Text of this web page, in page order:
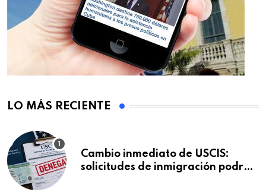
LO MÁS RECIENTE
Cambio inmediato de USCIS:
solicitudes de inmigración podrán